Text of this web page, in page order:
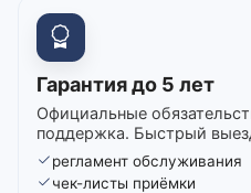
Гарантия до 5 лет
Официальные
поддержка. Быстрый
регламент обслуживания
чек-листы приёмки